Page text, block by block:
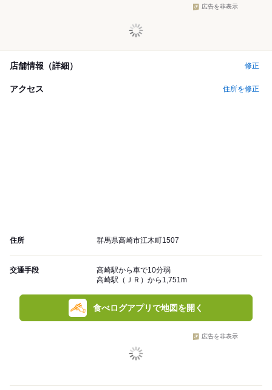
広告を非表示
店舗情報（詳細） 修正
アクセス 住所を修正
住所 群馬県高崎市江木町1507
交通手段
高崎駅から車で10分弱
高崎駅（ＪＲ）から1,751m
食べログアプリで地図を開く
広告を非表示